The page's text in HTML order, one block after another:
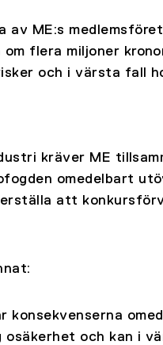
av ME:s
flera miljoner
och i värsta fall
kräver ME
omedelbart
att
konsekvenserna
osäkerhet och kan i